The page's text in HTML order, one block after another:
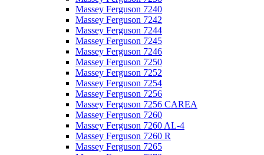
Massey Ferguson 7240
Massey Ferguson 7242
Massey Ferguson 7244
Massey Ferguson 7245
Massey Ferguson 7246
Massey Ferguson 7250
Massey Ferguson 7252
Massey Ferguson 7254
Massey Ferguson 7256
Massey Ferguson 7256 CAREA
Massey Ferguson 7260
Massey Ferguson 7260 AL-4
Massey Ferguson 7260 R
Massey Ferguson 7265